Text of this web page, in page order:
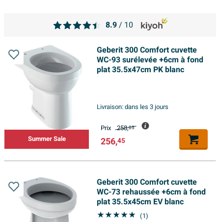
Summer Sale
Geberit 300 Comfort cuvette
WC-93 surélevée +6cm à fond
plat 35.5x47cm PK blanc
Livraison:dans les 3 jours
Prix 258,05
256,45
Geberit 300 Comfort cuvette
WC-73 rehaussée +6cm à fond
plat 35.5x45cm EV blanc
(1)
8.9/ 10